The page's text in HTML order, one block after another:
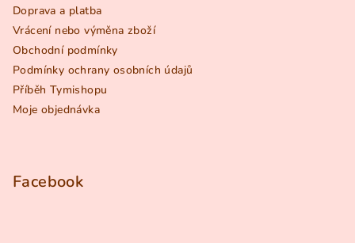
Doprava a platba
Vrácení nebo výměna zboží
Obchodní podmínky
Podmínky ochrany osobních údajů
Příběh Tymishopu
Moje objednávka
Facebook